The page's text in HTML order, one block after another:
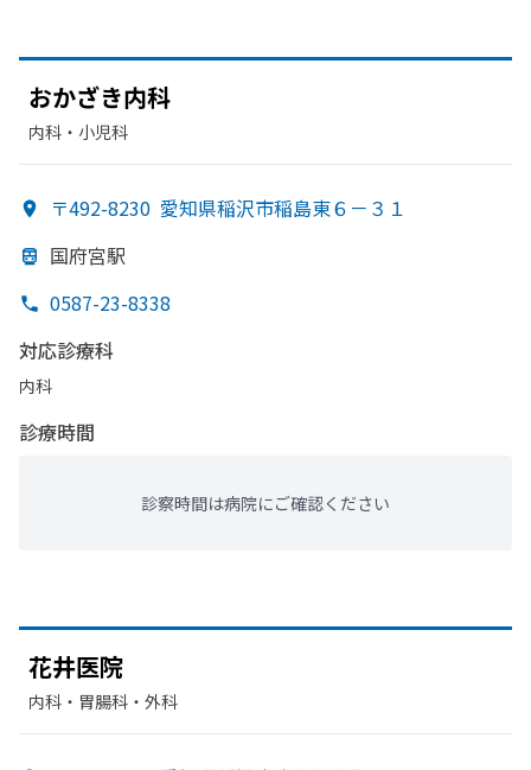
おかざき内科
内科・​小児科
〒492-8230 愛知県稲沢市稲島東６－３１
国府宮駅
0587-23-8338
対応診療科
内科
診療時間
診察時間は病院にご確認ください
花井医院
内科・​胃腸科・​外科